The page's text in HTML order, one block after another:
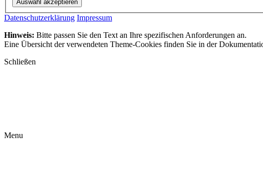
Datenschutzerklärung Impressum
Hinweis: Bitte passen Sie den Text an Ihre spezifischen Anforderungen an.
Eine Übersicht der verwendeten Theme-Cookies finden Sie in der
Schließen
Menu